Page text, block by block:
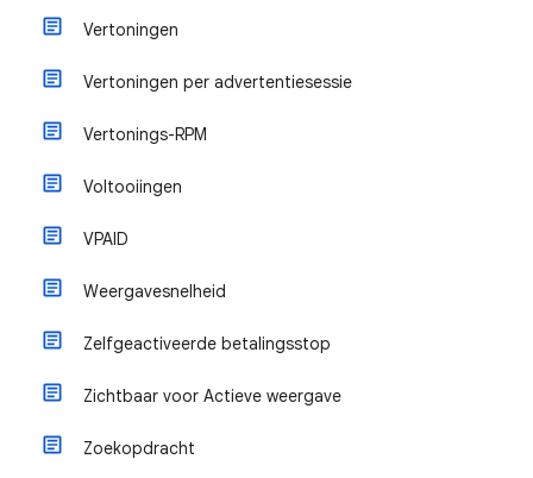
Vertoningen
Vertoningen per advertentiesessie
Vertonings-RPM
Voltooiingen
VPAID
Weergavesnelheid
Zelfgeactiveerde betalingsstop
Zichtbaar voor Actieve weergave
Zoekopdracht